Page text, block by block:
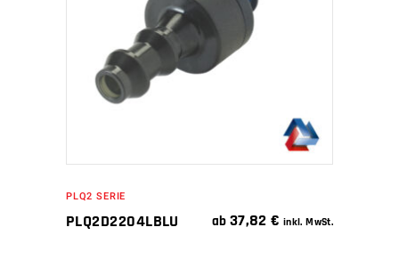
WEITERLESEN
PLQ2 SERIE
PLQ2D2204LBLU ab 37,82€ inkl. MwSt.